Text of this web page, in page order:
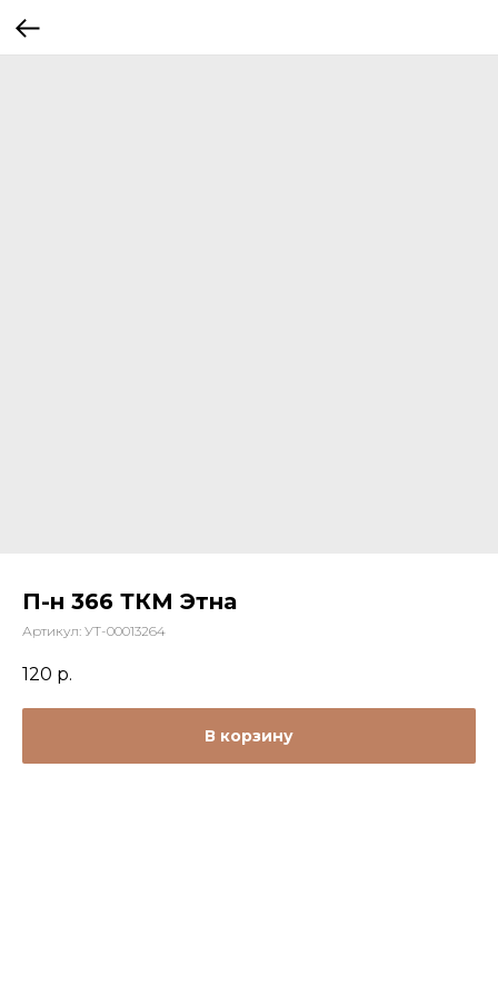
П-н 366 ТКМ Этна
Артикул: УТ-00013264
120 р.
В корзину